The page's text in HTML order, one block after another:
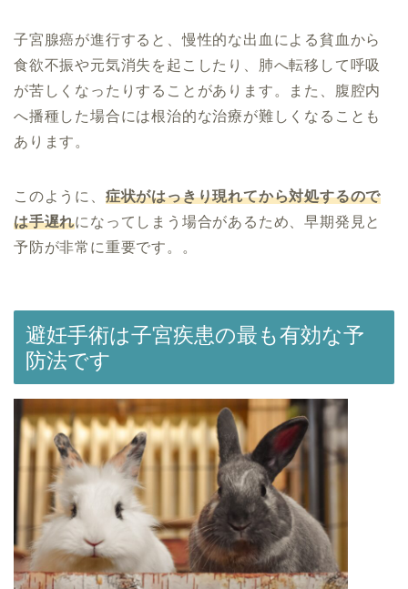
子宮腺癌が進行すると、慢性的な出血による貧血から
食欲不振や元気消失を起こしたり、肺へ転移して呼吸
が苦しくなったりすることがあります。また、腹腔内
へ播種した場合には根治的な治療が難しくなることも
あります。
このように、 症状がはっきり現れてから対処するので
は手遅れになってしまう場合があるため、早期発見と
予防が非常に重要です。。
避妊手術は子宮疾患の最も有効な予
防法です